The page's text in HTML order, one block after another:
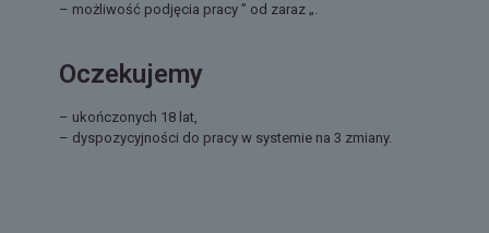
– możliwość podjęcia pracy ” od zaraz „.
Oczekujemy
– ukończonych 18 lat,
– dyspozycyjności do pracy w systemie na 3 zmiany.